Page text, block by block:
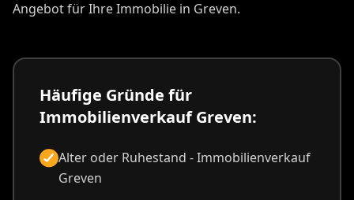
Angebot für Ihre Immobilie in Greven.
Häufige Gründe für
Immobilienverkauf Greven:
Alter oder Ruhestand - Immobilienverkauf
Greven